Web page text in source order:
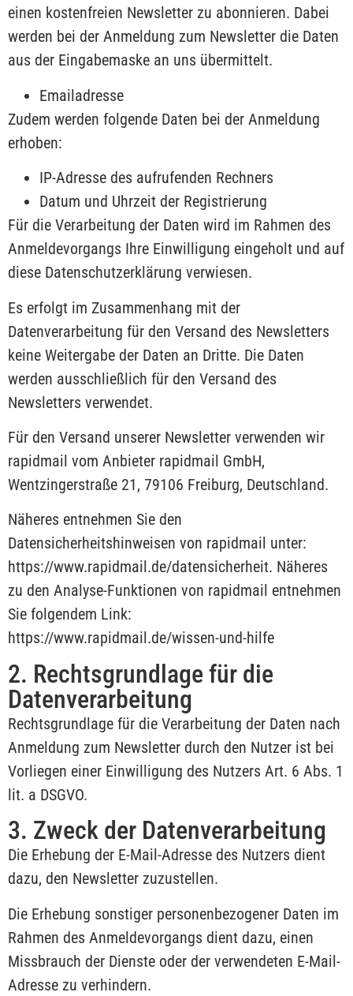
einen kostenfreien Newsletter zu abonnieren. Dabei
werden bei der Anmeldung zum Newsletter die Daten
aus der Eingabemaske an uns übermittelt.
Emailadresse
Zudem werden folgende Daten bei der Anmeldung
erhoben:
IP-Adresse des aufrufenden Rechners
Datum und Uhrzeit der Registrierung
Für die Verarbeitung der Daten wird im Rahmen des
Anmeldevorgangs Ihre Einwilligung eingeholt und auf
diese Datenschutzerklärung verwiesen.
Es erfolgt im Zusammenhang mit der
Datenverarbeitung für den Versand des Newsletters
keine Weitergabe der Daten an Dritte. Die Daten
werden ausschließlich für den Versand des
Newsletters verwendet.
Für den Versand unserer Newsletter verwenden wir
rapidmail vom Anbieter rapidmail GmbH,
Wentzingerstraße 21, 79106 Freiburg, Deutschland.
Näheres entnehmen Sie den
Datensicherheitshinweisen von rapidmail unter:
https://www.rapidmail.de/datensicherheit. Näheres
zu den Analyse-Funktionen von rapidmail entnehmen
Sie folgendem Link:
https://www.rapidmail.de/wissen-und-hilfe
2. Rechtsgrundlage für die
Datenverarbeitung
Rechtsgrundlage für die Verarbeitung der Daten nach
Anmeldung zum Newsletter durch den Nutzer ist bei
Vorliegen einer Einwilligung des Nutzers Art. 6 Abs. 1
lit. a DSGVO.
3. Zweck der Datenverarbeitung
Die Erhebung der E-Mail-Adresse des Nutzers dient
dazu, den Newsletter zuzustellen.
Die Erhebung sonstiger personenbezogener Daten im
Rahmen des Anmeldevorgangs dient dazu, einen
Missbrauch der Dienste oder der verwendeten E-Mail-
Adresse zu verhindern.